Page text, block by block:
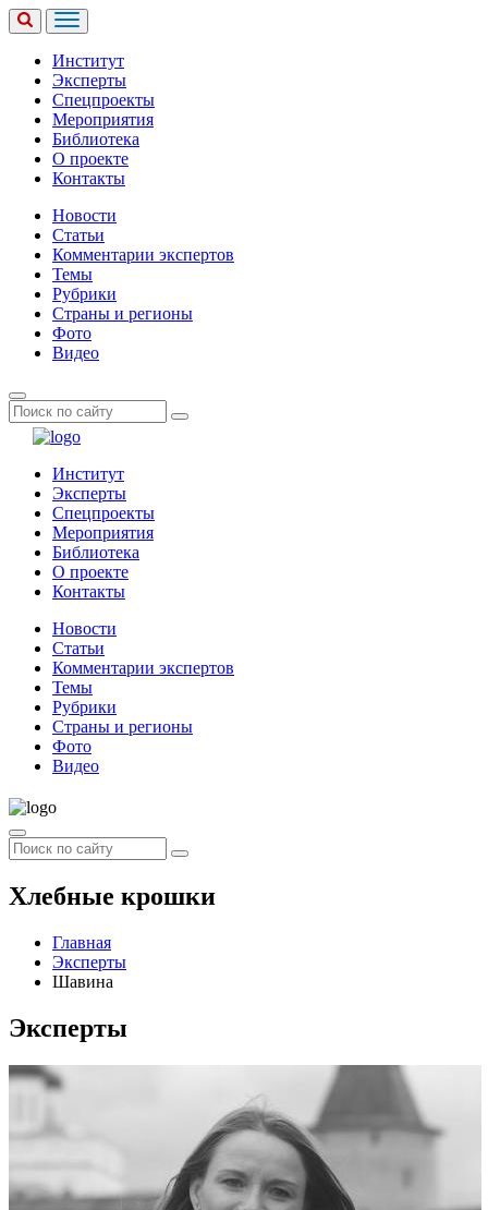
Институт
Эксперты
Спецпроекты
Мероприятия
Библиотека
О проекте
Контакты
Новости
Статьи
Комментарии экспертов
Темы
Рубрики
Страны и регионы
Фото
Видео
Институт
Эксперты
Спецпроекты
Мероприятия
Библиотека
О проекте
Контакты
Новости
Статьи
Комментарии экспертов
Темы
Рубрики
Страны и регионы
Фото
Видео
Хлебные крошки
Главная
Эксперты
Шавина
Эксперты